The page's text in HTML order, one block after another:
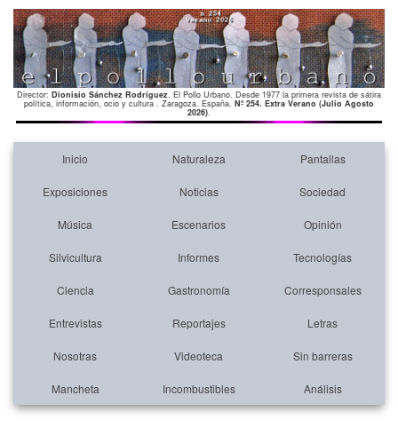
Director: Dionisio Sánchez Rodríguez. El Pollo Urbano. Desde 1977 la primera revista de sátira
política, información, ocio y cultura . Zaragoza. España. Nº 254. Extra Verano (Julio Agosto
2026).
Inicio Naturaleza Pantallas
Exposiciones Noticias Sociedad
Música Escenarios Opinión
Silvicultura Informes Tecnologías
Ciencia Gastronomía Corresponsales
Entrevistas Reportajes Letras
Nosotras Videoteca Sin barreras
Mancheta Incombustibles Análisis